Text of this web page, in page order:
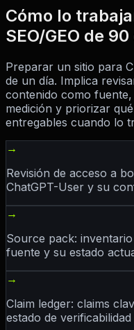
Cómo lo
SEO/GEO de
Preparar un sitio para
de un día. Implica
contenido como
medición y priorizar
entregables cuando lo
→
Revisión de acceso a
ChatGPT-User y su
→
Source pack:
fuente y su estado
→
Claim ledger: claims
estado de verificabilidad